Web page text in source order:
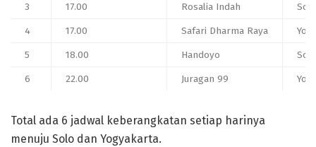
3
17.00 Rosalia Indah
4
17.00 Safari Dharma Raya
5
18.00 Handoyo
6
22.00 Juragan 99
Total ada 6 jadwal keberangkatan setiap harinya
menuju Solo dan Yogyakarta.